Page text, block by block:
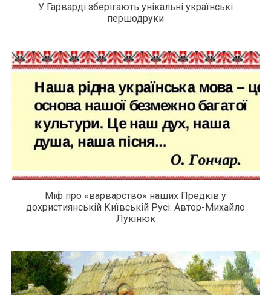
У Гарварді зберігають унікальні українські
першодруки
Міф про «варварство» наших Предків у
дохристиянській Київській Русі. Автор-Михайло
Лукінюк